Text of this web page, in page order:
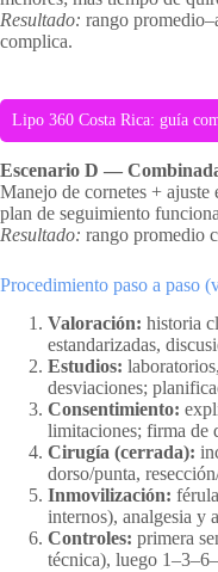
Resultado: rango
complica.
Lipo 360 Costa Rica: guía
Escenario D —
Manejo de cornetes +
plan de seguimiento
Resultado: rango promedio
Procedimiento paso a paso
Valoración: historia
estandarizadas,
Estudios: laboratorios,
desviaciones;
Consentimiento:
limitaciones; firma de
Cirugía (cerrada):
dorso/punta,
Inmovilización:
internos), analgesia y
Controles: primera
técnica), luego